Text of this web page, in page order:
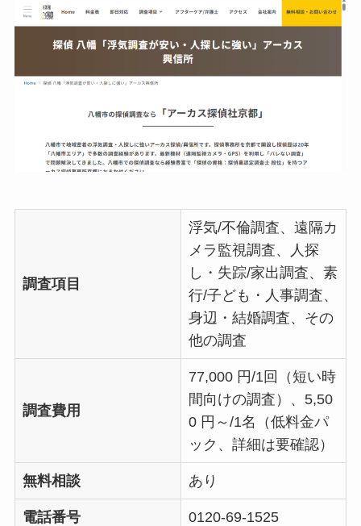
調査項目
浮気/不倫調査、遠隔カ
メラ監視調査、人探
し・失踪/家出調査、素
行/子ども・人事調査、
身辺・結婚調査、その
他の調査
調査費用
77,000 円/1回（短い時
間向けの調査）、5,50
0 円～/1名（低料金パ
ック、詳細は要確認）
無料相談 あり
電話番号 0120-69-1525